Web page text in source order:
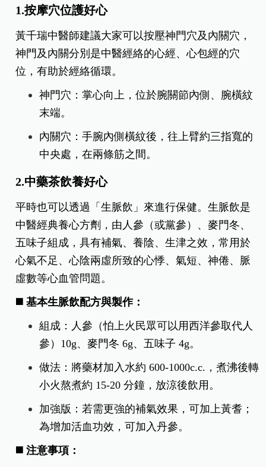
1.按摩穴位護好心
黃千瑞中醫師建議大家可以按壓神門穴及內關穴，
神門及內關分別是中醫經絡的心經、心包經的穴
位，有助於經絡循環。
神門穴：掌心向上，位於腕關節內側、腕橫紋
末端。
內關穴：手腕內側橫紋後，往上臂約三指寬的
中央處，在兩條筋之間。
2.中藥茶飲養好心
平時也可以透過「生脈飲」來進行保健。生脈飲是
中醫經典養心方劑，由人參（或黨參）、麥門冬、
五味子組成，具有補氣、養陰、生津之效，常用於
心氣不足、心陰兩虛所致的心悸、氣短、神倦、脈
虛數等心血管問題。
◼️ 基本生脈飲配方與製作：
組成：人參（怕上火民眾可以用西洋參取代人
參）10g、麥門冬 6g、五味子 4g。
做法：將藥材加入水約 600-1000c.c.，煮沸後轉
小火熬煮約 15-20 分鐘，放涼後飲用。
加強版：若需更強的補氣效果，可加上黃耆；
為增加活血功效，可加入丹參。
◼️注意事項：